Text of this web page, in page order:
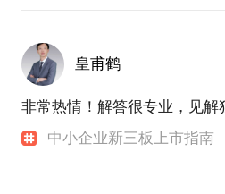
皇甫鹤
非常热情！解答很专业，见解
中小企业新三板上市指南